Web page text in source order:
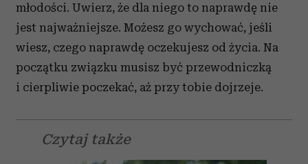
młodości. Uwierz, że dla niego to naprawdę nie
jest najważniejsze. Możesz go wychować, jeśli
wiesz, czego naprawdę oczekujesz od życia. Na
początku związku musisz być przewodniczką
i cierpliwie poczekać, aż przy tobie dojrzeje.
Czytaj także